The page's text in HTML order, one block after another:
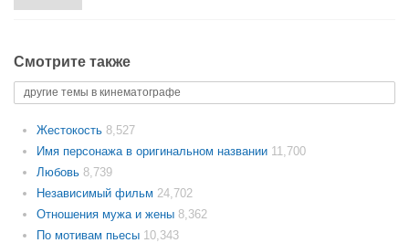
Смотрите также
другие темы в кинематографе
Жестокость 8,527
Имя персонажа в оригинальном названии 11,700
Любовь 8,739
Независимый фильм 24,702
Отношения мужа и жены 8,362
По мотивам пьесы 10,343